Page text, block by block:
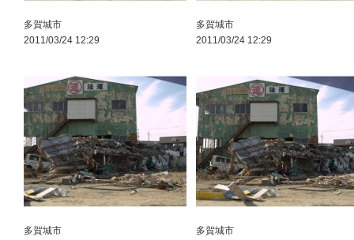
多賀城市
2011/03/24 12:29
多賀城市
2011/03/24 12:29
多賀城市
多賀城市